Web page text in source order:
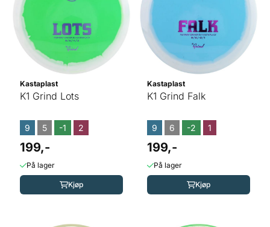
Kastaplast
K1 Grind Lots
9 5 -1 2
199,-
På lager
Kjøp
Kastaplast
K1 Grind Falk
9 6 -2 1
199,-
På lager
Kjøp